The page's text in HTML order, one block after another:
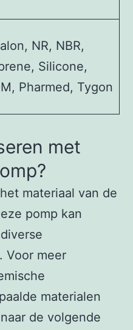
NR, NBR,
Silicone,
Pharmed, Tygon
met
materiaal van de
pomp kan
Voor meer
materialen
de volgende